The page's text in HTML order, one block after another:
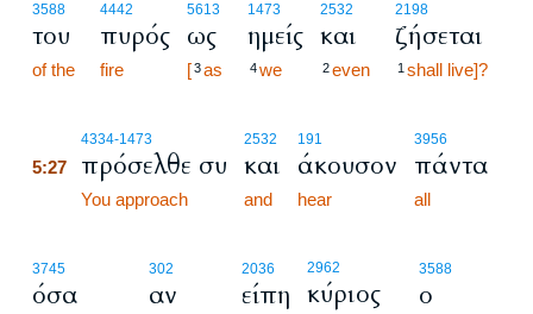
3588
του
of the
4442
πυρός
fire
5613
ως
[3as
1473
ημείς
4we
2532
και
2even
2198
ζήσεται
1 shall live]?
4334-1473
5:27 πρόσελθε συ
You approach
2532
και
and
191
άκουσον
hear
3956
πάντα
all
3745
όσα
302
αν
2036
είπη
2962
κύριος
3588
ο